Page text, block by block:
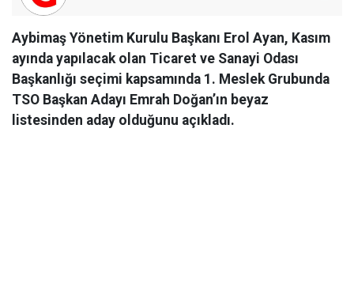
Aybimaş Yönetim Kurulu Başkanı Erol Ayan, Kasım
ayında yapılacak olan Ticaret ve Sanayi Odası
Başkanlığı seçimi kapsamında 1. Meslek Grubunda
TSO Başkan Adayı Emrah Doğan’ın beyaz
listesinden aday olduğunu açıkladı.